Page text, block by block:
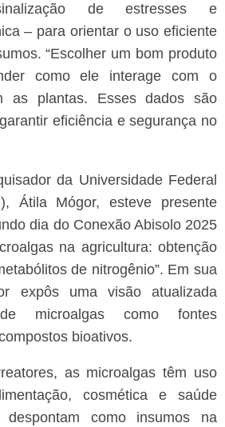
de estresses e
– para orientar o uso eficiente
“Escolher um bom produto
como ele interage com o
as plantas. Esses dados são
eficiência e segurança no
da Universidade Federal
Átila Mógor, esteve presente
dia do Conexão Abisolo 2025
na agricultura: obtenção
de nitrogênio”. Em sua
expôs uma visão atualizada
microalgas como fontes
bioativos.
as microalgas têm uso
cosmética e saúde
como insumos na